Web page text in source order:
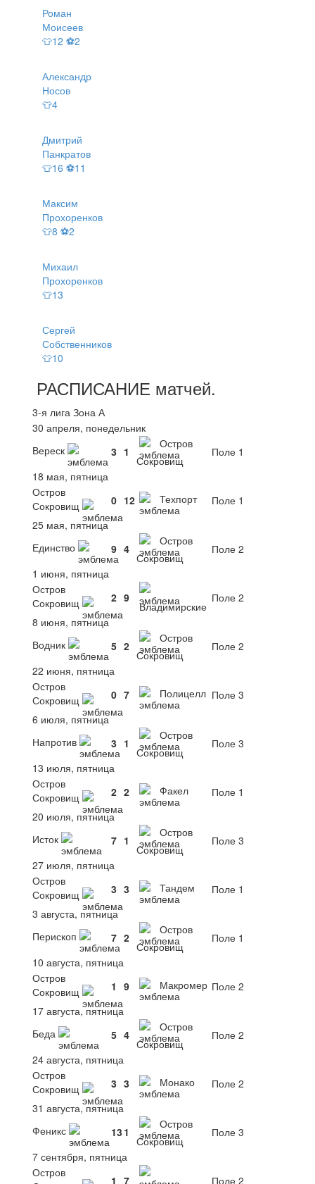
Роман
Моисеев
👕12 ⚽2
Александр
Носов
👕4
Дмитрий
Панкратов
👕16 ⚽11
Максим
Прохоренков
👕8 ⚽2
Михаил
Прохоренков
👕13
Сергей
Собственников
👕10
РАСПИСАНИЕ матчей.
3-я лига Зона А
30 апреля, понедельник
Вереск
3 1
Остров
Сокровищ
Поле 1
18 мая, пятница
Остров
Сокровищ
0 12 Техпорт
Поле 1
25 мая, пятница
Единство
9 4
Остров
Сокровищ
Поле 2
1 июня, пятница
Остров
Сокровищ
2 9
Владимирские
Поле 2
8 июня, пятница
Водник
5 2
Остров
Сокровищ
Поле 2
22 июня, пятница
Остров
Сокровищ
0 7 Полицелл Поле 3
6 июля, пятница
Напротив
3 1
Остров
Сокровищ
Поле 3
13 июля, пятница
Остров
Сокровищ
2 2 Факел
Поле 1
20 июля, пятница
Исток
7 1
Остров
Сокровищ
Поле 3
27 июля, пятница
Остров
Сокровищ
3 3 Тандем
Поле 1
3 августа, пятница
Перископ
7 2
Остров
Сокровищ
Поле 1
10 августа, пятница
Остров
Сокровищ
1 9 Макромер Поле 2
17 августа, пятница
Беда
5 4
Остров
Сокровищ
Поле 2
24 августа, пятница
Остров
Сокровищ
3 3 Монако
Поле 2
31 августа, пятница
Феникс
131
Остров
Сокровищ
Поле 3
7 сентября, пятница
Остров
1 7 Поле 2